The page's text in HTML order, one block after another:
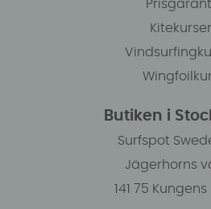
Kitekurser
Butiken i
Surfspot
Jägerhorns
141 75